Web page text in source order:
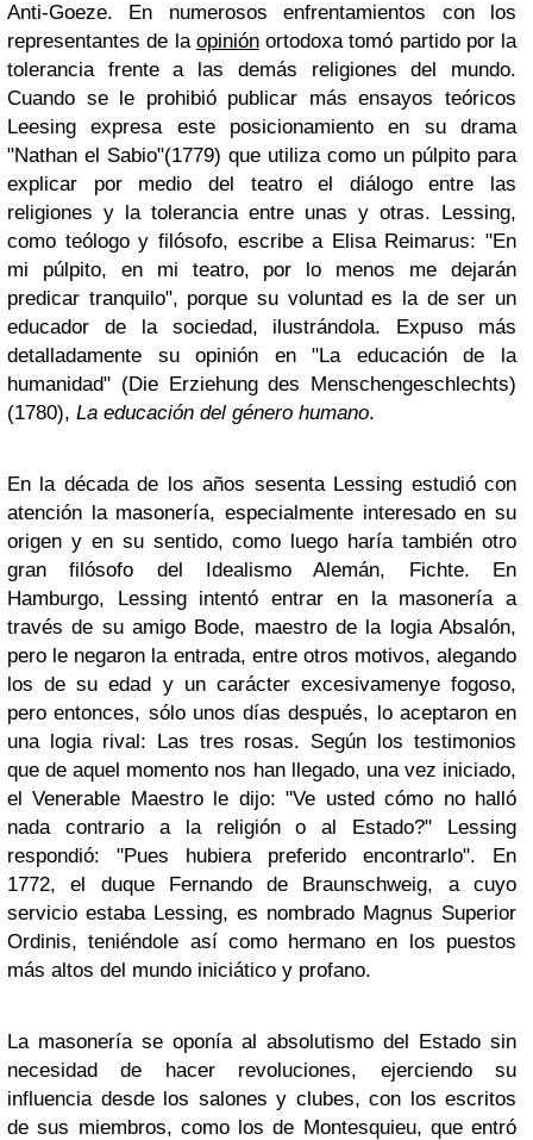
Anti-Goeze. En numerosos enfrentamientos con los
representantes de la opiniónortodoxa tomó partido por la
tolerancia frente a las demás religiones del mundo.
Cuando se le prohibió publicar más ensayos teóricos
Leesing expresa este posicionamiento en su drama
"Nathan el Sabio"(1779) que utiliza como un púlpito para
explicar por medio del teatro el diálogo entre las
religiones y la tolerancia entre unas y otras. Lessing,
como teólogo y filósofo, escribe a Elisa Reimarus: "En
mi púlpito, en mi teatro, por lo menos me dejarán
predicar tranquilo", porque su voluntad es la de ser un
educador de la sociedad, ilustrándola. Expuso más
detalladamente su opinión en "La educación de la
humanidad" (Die Erziehung des Menschengeschlechts)
(1780), La educación del género humano.
En la década de los años sesenta Lessing estudió con
atención la masonería, especialmente interesado en su
origen y en su sentido, como luego haría también otro
gran filósofo del Idealismo Alemán, Fichte. En
Hamburgo, Lessing intentó entrar en la masonería a
través de su amigo Bode, maestro de la logia Absalón,
pero le negaron la entrada, entre otros motivos, alegando
los de su edad y un carácter excesivamenye fogoso,
pero entonces, sólo unos días después, lo aceptaron en
una logia rival: Las tres rosas. Según los testimonios
que de aquel momento nos han llegado, una vez iniciado,
el Venerable Maestro le dijo: "Ve usted cómo no halló
nada contrario a la religión o al Estado?" Lessing
respondió: "Pues hubiera preferido encontrarlo". En
1772, el duque Fernando de Braunschweig, a cuyo
servicio estaba Lessing, es nombrado Magnus Superior
Ordinis, teniéndole así como hermano en los puestos
más altos del mundo iniciático y profano.
La masonería se oponía al absolutismo del Estado sin
necesidad de hacer revoluciones, ejerciendo su
influencia desde los salones y clubes, con los escritos
de sus miembros, como los de Montesquieu, que entró